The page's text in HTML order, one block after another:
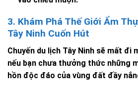
3. Khám Phá Thế Giới Ẩm
Tây Ninh Cuốn Hút
Chuyến du lịch Tây Ninh sẽ mất đi
nếu bạn chưa thưởng thức những
hồn độc đáo của vùng đất đầy